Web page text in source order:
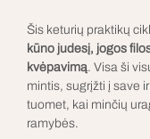
Šis keturių praktikų
kūno judesį, jogos
kvėpavimą. Visa ši
mintis, sugrįžti į save
tuomet, kai minčių
ramybės.